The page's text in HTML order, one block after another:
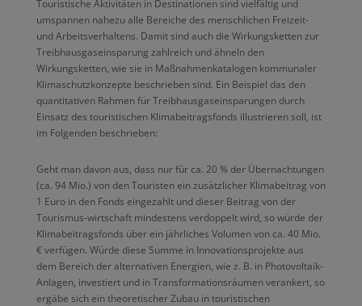
Touristische Aktivitäten in Destinationen sind vielfältig und
umspannen nahezu alle Bereiche des menschlichen Freizeit-
und Arbeitsverhaltens. Damit sind auch die Wirkungsketten zur
Treibhausgaseinsparung zahlreich und ähneln den
Wirkungsketten, wie sie in Maßnahmenkatalogen kommunaler
Klimaschutzkonzepte beschrieben sind. Ein Beispiel das den
quantitativen Rahmen für Treibhausgaseinsparungen durch
Einsatz des touristischen Klimabeitragsfonds illustrieren soll, ist
im Folgenden beschrieben:
Geht man davon aus, dass nur für ca. 20 % der Übernachtungen
(ca. 94 Mio.) von den Touristen ein zusätzlicher Klimabeitrag von
1 Euro in den Fonds eingezahlt und dieser Beitrag von der
Tourismus-wirtschaft mindestens verdoppelt wird, so würde der
Klimabeitragsfonds über ein jährliches Volumen von ca. 40 Mio.
€ verfügen. Würde diese Summe in Innovationsprojekte aus
dem Bereich der alternativen Energien, wie z. B. in Photovoltaik-
Anlagen, investiert und in Transformationsräumen verankert, so
ergäbe sich ein theoretischer Zubau in touristischen